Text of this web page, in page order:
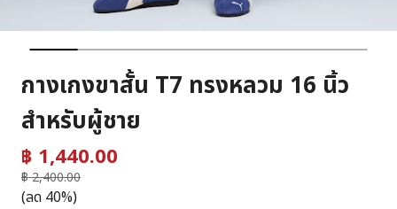
กางเกงขาสั้น T7 ทรงหลวม 16 นิ้ว
สำหรับผู้ชาย
฿ 1,440.00
฿ 2,400.00
ถึง
(ลด 40%)